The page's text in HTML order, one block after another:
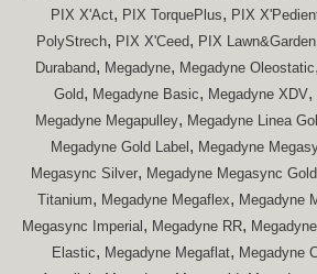
PIX X'Act, PIX TorquePlus, PIX
PolyStrech, PIX X'Ceed, PIX Lawn&Garden
Duraband, Megadyne, Megadyne Oleostatic,
Gold, Megadyne Basic, Megadyne XDV,
Megadyne Megapulley, Megadyne Linea
Megadyne Gold Label , Megadyne
Megasync Silver, Megadyne Megasync Gold
Titanium, Megadyne Megaflex, Megadyne
Megasync Imperial , Megadyne RR,
Elastic, Megadyne Megaflat, Megadyne